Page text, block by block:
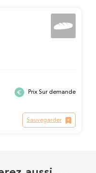
Prix Sur demande
Sauvegarder